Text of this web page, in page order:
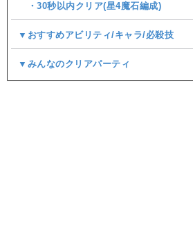
・30秒以内クリア(星4魔石編成)
▼おすすめアビリティ/キャラ/必殺技
▼みんなのクリアパーティ